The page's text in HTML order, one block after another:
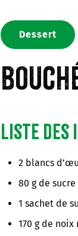
Dessert
Liste
2 blancs
80 g de sucre
1 sachet de
170 g de noix